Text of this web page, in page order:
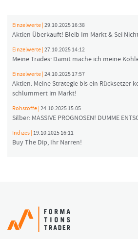
Einzelwerte | 29.10.2025 16:38
Aktien Überkauft! Bleib Im Markt & Sei
Einzelwerte | 27.10.2025 14:12
Meine Trades: Damit mache ich meine
Einzelwerte | 24.10.2025 17:57
Aktien: Meine Strategie bis ein Rücksetzer
schlummert im Markt!
Rohstoffe | 24.10.2025 15:05
Silber: MASSIVE PROGNOSEN! DUMME
Indizes | 19.10.2025 16:11
Buy The Dip, Ihr Narren!